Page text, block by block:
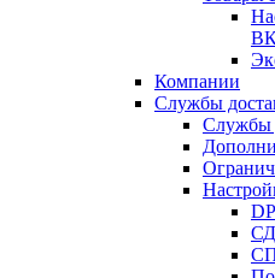
Компании
Службы
Службы